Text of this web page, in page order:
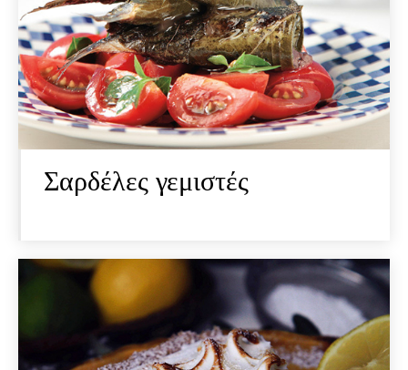
Σαρδέλες γεμιστές